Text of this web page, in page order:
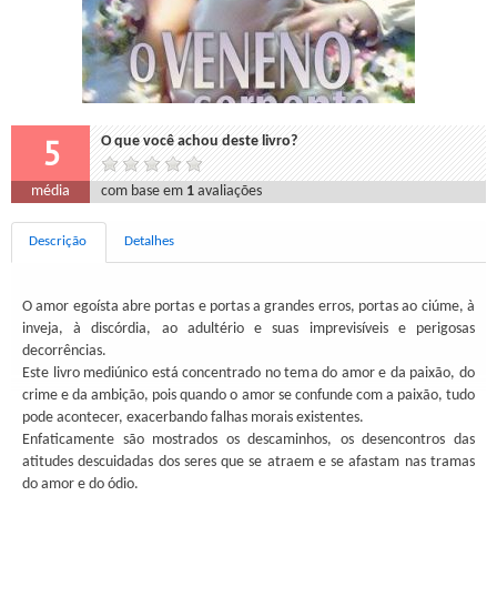
5 O que você achou deste livro?
média com base em 1 avaliações
Descrição Detalhes
O amor egoísta abre portas e portas a grandes erros, portas ao ciúme, à
inveja, à discórdia, ao adultério e suas imprevisíveis e perigosas
decorrências.
Este livro mediúnico está concentrado no tema do amor e da paixão, do
crime e da ambição, pois quando o amor se confunde com a paixão, tudo
pode acontecer, exacerbando falhas morais existentes.
Enfaticamente são mostrados os descaminhos, os desencontros das
atitudes descuidadas dos seres que se atraem e se afastam nas tramas
do amor e do ódio.